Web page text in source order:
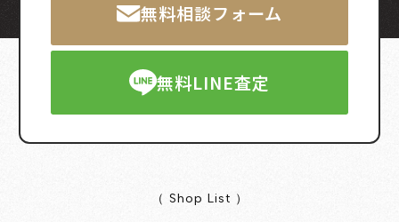
無料相談フォーム
無料LINE査定
（ Shop List ）